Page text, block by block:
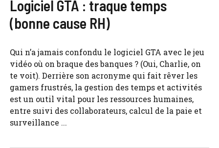
Logiciel GTA : traque temps
(bonne cause RH)
Qui n’a jamais confondu le logiciel GTA avec le jeu
vidéo où on braque des banques ? (Oui, Charlie, on
te voit). Derrière son acronyme qui fait rêver les
gamers frustrés, la gestion des temps et activités
est un outil vital pour les ressources humaines,
entre suivi des collaborateurs, calcul de la paie et
surveillance ...